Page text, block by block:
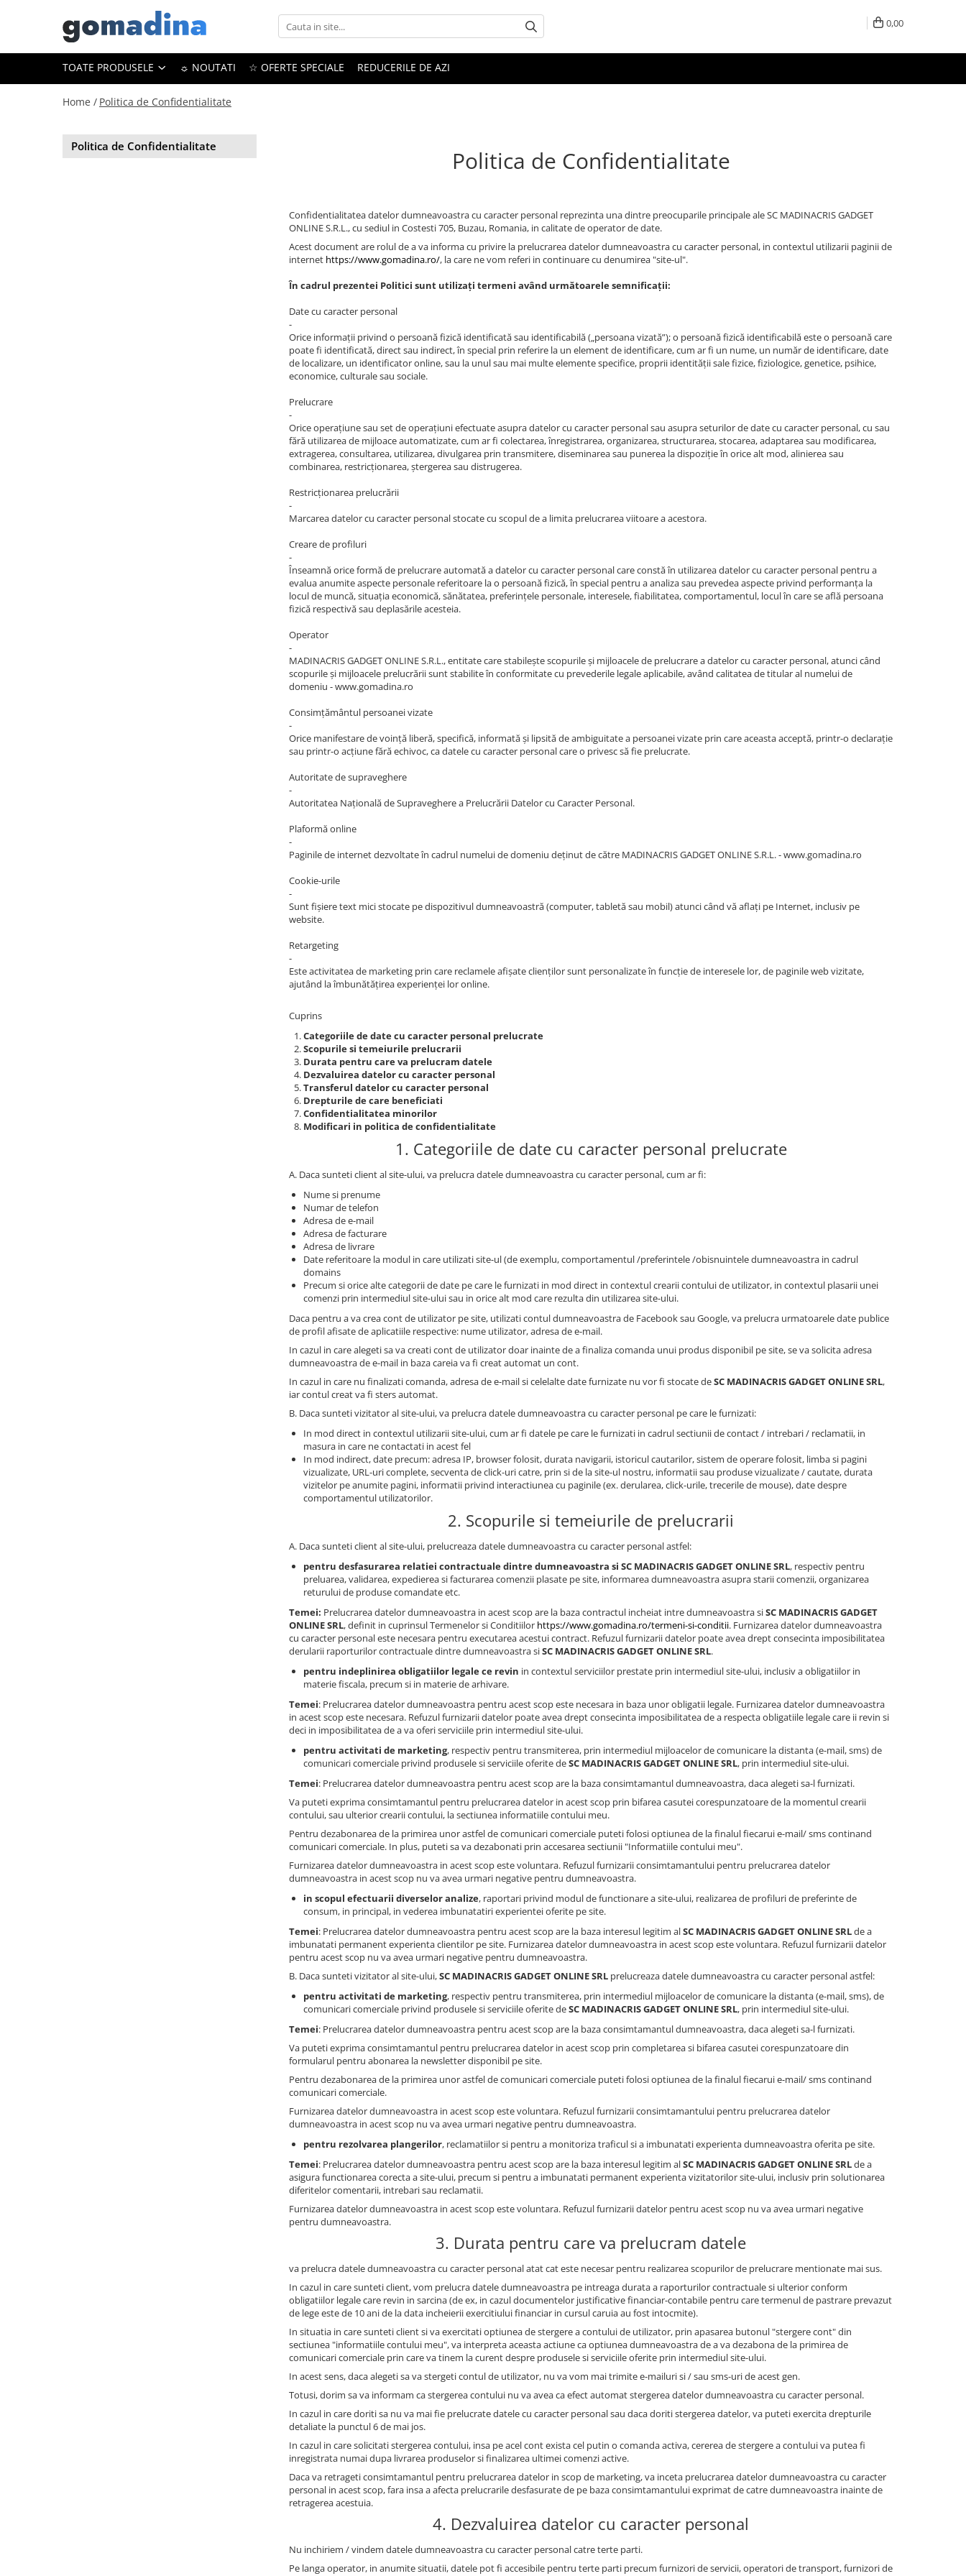
Toate Produsele
Trackere GPS
Portofele smart
Ingrijire personala
0,00
TOATE PRODUSELE ☼ NOUTATI ☆ OFERTE SPECIALE REDUCERILE DE AZI
Home / Politica de Confidentialitate
Politica de Confidentialitate
Confidentialitatea datelor dumneavoastra cu caracter personal reprezinta una dintre preocuparile principale ale SC MADINACRIS GADGET
ONLINE S.R.L., cu sediul in Costesti 705, Buzau, Romania, in calitate de operator de date.
Acest document are rolul de a va informa cu privire la prelucrarea datelor dumneavoastra cu caracter personal, in contextul utilizarii paginii de
internet https://www.gomadina.ro/, la care ne vom referi in continuare cu denumirea "site-ul".
În cadrul prezentei Politici sunt utilizați termeni având următoarele semnificații:
Date cu caracter personal
-
Orice informații privind o persoană fizică identificată sau identificabilă („persoana vizată”); o persoană fizică identificabilă este o persoană care
poate fi identificată, direct sau indirect, în special prin referire la un element de identificare, cum ar fi un nume, un număr de identificare, date
de localizare, un identificator online, sau la unul sau mai multe elemente specifice, proprii identității sale fizice, fiziologice, genetice, psihice,
economice, culturale sau sociale.
Prelucrare
-
Orice operațiune sau set de operațiuni efectuate asupra datelor cu caracter personal sau asupra seturilor de date cu caracter personal, cu sau
fără utilizarea de mijloace automatizate, cum ar fi colectarea, înregistrarea, organizarea, structurarea, stocarea, adaptarea sau modificarea,
extragerea, consultarea, utilizarea, divulgarea prin transmitere, diseminarea sau punerea la dispoziție în orice alt mod, alinierea sau
combinarea, restricționarea, ștergerea sau distrugerea.
Restricționarea prelucrării
-
Marcarea datelor cu caracter personal stocate cu scopul de a limita prelucrarea viitoare a acestora.
Creare de profiluri
-
Înseamnă orice formă de prelucrare automată a datelor cu caracter personal care constă în utilizarea datelor cu caracter personal pentru a
evalua anumite aspecte personale referitoare la o persoană fizică, în special pentru a analiza sau prevedea aspecte privind performanța la
locul de muncă, situația economică, sănătatea, preferințele personale, interesele, fiabilitatea, comportamentul, locul în care se află persoana
fizică respectivă sau deplasările acesteia.
Operator
-
MADINACRIS GADGET ONLINE S.R.L., entitate care stabilește scopurile și mijloacele de prelucrare a datelor cu caracter personal, atunci când
scopurile și mijloacele prelucrării sunt stabilite în conformitate cu prevederile legale aplicabile, având calitatea de titular al numelui de
domeniu - www.gomadina.ro
Consimțământul persoanei vizate
-
Orice manifestare de voință liberă, specifică, informată și lipsită de ambiguitate a persoanei vizate prin care aceasta acceptă, printr-o declarație
sau printr-o acțiune fără echivoc, ca datele cu caracter personal care o privesc să fie prelucrate.
Autoritate de supraveghere
-
Autoritatea Națională de Supraveghere a Prelucrării Datelor cu Caracter Personal.
Plaformă online
-
Paginile de internet dezvoltate în cadrul numelui de domeniu deținut de către MADINACRIS GADGET ONLINE S.R.L. - www.gomadina.ro
Cookie-urile
-
Sunt fișiere text mici stocate pe dispozitivul dumneavoastră (computer, tabletă sau mobil) atunci când vă aflați pe Internet, inclusiv pe
website.
Retargeting
-
Este activitatea de marketing prin care reclamele afișate clienților sunt personalizate în funcție de interesele lor, de paginile web vizitate,
ajutând la îmbunătățirea experienței lor online.
Cuprins
Categoriile de date cu caracter personal prelucrate
Scopurile si temeiurile prelucrarii
Durata pentru care va prelucram datele
Dezvaluirea datelor cu caracter personal
Transferul datelor cu caracter personal
Drepturile de care beneficiati
Confidentialitatea minorilor
Modificari in politica de confidentialitate
1. Categoriile de date cu caracter personal prelucrate
A. Daca sunteti client al site-ului, va prelucra datele dumneavoastra cu caracter personal, cum ar fi:
Nume si prenume
Numar de telefon
Adresa de e-mail
Adresa de facturare
Adresa de livrare
Date referitoare la modul in care utilizati site-ul (de exemplu, comportamentul /preferintele /obisnuintele dumneavoastra in cadrul
domains
Precum si orice alte categorii de date pe care le furnizati in mod direct in contextul crearii contului de utilizator, in contextul plasarii unei
comenzi prin intermediul site-ului sau in orice alt mod care rezulta din utilizarea site-ului.
Daca pentru a va crea cont de utilizator pe site, utilizati contul dumneavoastra de Facebook sau Google, va prelucra urmatoarele date publice
de profil afisate de aplicatiile respective: nume utilizator, adresa de e-mail.
In cazul in care alegeti sa va creati cont de utilizator doar inainte de a finaliza comanda unui produs disponibil pe site, se va solicita adresa
dumneavoastra de e-mail in baza careia va fi creat automat un cont.
In cazul in care nu finalizati comanda, adresa de e-mail si celelalte date furnizate nu vor fi stocate deSC MADINACRIS GADGET ONLINE SRL,
iar contul creat va fi sters automat.
B. Daca sunteti vizitator al site-ului, va prelucra datele dumneavoastra cu caracter personal pe care le furnizati:
In mod direct in contextul utilizarii site-ului, cum ar fi datele pe care le furnizati in cadrul sectiunii de contact / intrebari / reclamatii, in
masura in care ne contactati in acest fel
In mod indirect, date precum: adresa IP, browser folosit, durata navigarii, istoricul cautarilor, sistem de operare folosit, limba si pagini
vizualizate, URL-uri complete, secventa de click-uri catre, prin si de la site-ul nostru, informatii sau produse vizualizate / cautate, durata
vizitelor pe anumite pagini, informatii privind interactiunea cu paginile (ex. derularea, click-urile, trecerile de mouse), date despre
comportamentul utilizatorilor.
2. Scopurile si temeiurile de prelucrarii
A. Daca sunteti client al site-ului, prelucreaza datele dumneavoastra cu caracter personal astfel:
pentru desfasurarea relatiei contractuale dintre dumneavoastra si SC MADINACRIS GADGET ONLINE SRL, respectiv pentru
preluarea, validarea, expedierea si facturarea comenzii plasate pe site, informarea dumneavoastra asupra starii comenzii, organizarea
returului de produse comandate etc.
Temei: Prelucrarea datelor dumneavoastra in acest scop are la baza contractul incheiat intre dumneavoastra siSC MADINACRIS GADGET
ONLINE SRL, definit in cuprinsul Termenelor si Conditiilor https://www.gomadina.ro/termeni-si-conditii. Furnizarea datelor dumneavoastra
cu caracter personal este necesara pentru executarea acestui contract. Refuzul furnizarii datelor poate avea drept consecinta imposibilitatea
derularii raporturilor contractuale dintre dumneavoastra siSC MADINACRIS GADGET ONLINE SRL.
pentru indeplinirea obligatiilor legale ce revin in contextul serviciilor prestate prin intermediul site-ului, inclusiv a obligatiilor in
materie fiscala, precum si in materie de arhivare.
Temei: Prelucrarea datelor dumneavoastra pentru acest scop este necesara in baza unor obligatii legale. Furnizarea datelor dumneavoastra
in acest scop este necesara. Refuzul furnizarii datelor poate avea drept consecinta imposibilitatea de a respecta obligatiile legale care ii revin si
deci in imposibilitatea de a va oferi serviciile prin intermediul site-ului.
pentru activitati de marketing, respectiv pentru transmiterea, prin intermediul mijloacelor de comunicare la distanta (e-mail, sms) de
comunicari comerciale privind produsele si serviciile oferite deSC MADINACRIS GADGET ONLINE SRL, prin intermediul site-ului.
Temei: Prelucrarea datelor dumneavoastra pentru acest scop are la baza consimtamantul dumneavoastra, daca alegeti sa-l furnizati.
Va puteti exprima consimtamantul pentru prelucrarea datelor in acest scop prin bifarea casutei corespunzatoare de la momentul crearii
contului, sau ulterior crearii contului, la sectiunea informatiile contului meu.
Pentru dezabonarea de la primirea unor astfel de comunicari comerciale puteti folosi optiunea de la finalul fiecarui e-mail/ sms continand
comunicari comerciale. In plus, puteti sa va dezabonati prin accesarea sectiunii "Informatiile contului meu".
Furnizarea datelor dumneavoastra in acest scop este voluntara. Refuzul furnizarii consimtamantului pentru prelucrarea datelor
dumneavoastra in acest scop nu va avea urmari negative pentru dumneavoastra.
in scopul efectuarii diverselor analize, raportari privind modul de functionare a site-ului, realizarea de profiluri de preferinte de
consum, in principal, in vederea imbunatatiri experientei oferite pe site.
Temei: Prelucrarea datelor dumneavoastra pentru acest scop are la baza interesul legitim alSC MADINACRIS GADGET ONLINE SRLde a
imbunatati permanent experienta clientilor pe site. Furnizarea datelor dumneavoastra in acest scop este voluntara. Refuzul furnizarii datelor
pentru acest scop nu va avea urmari negative pentru dumneavoastra.
B. Daca sunteti vizitator al site-ului,SC MADINACRIS GADGET ONLINE SRL prelucreaza datele dumneavoastra cu caracter personal astfel:
pentru activitati de marketing, respectiv pentru transmiterea, prin intermediul mijloacelor de comunicare la distanta (e-mail, sms), de
comunicari comerciale privind produsele si serviciile oferite deSC MADINACRIS GADGET ONLINE SRL, prin intermediul site-ului.
Temei: Prelucrarea datelor dumneavoastra pentru acest scop are la baza consimtamantul dumneavoastra, daca alegeti sa-l furnizati.
Va puteti exprima consimtamantul pentru prelucrarea datelor in acest scop prin completarea si bifarea casutei corespunzatoare din
formularul pentru abonarea la newsletter disponibil pe site.
Pentru dezabonarea de la primirea unor astfel de comunicari comerciale puteti folosi optiunea de la finalul fiecarui e-mail/ sms continand
comunicari comerciale.
Furnizarea datelor dumneavoastra in acest scop este voluntara. Refuzul furnizarii consimtamantului pentru prelucrarea datelor
dumneavoastra in acest scop nu va avea urmari negative pentru dumneavoastra.
pentru rezolvarea plangerilor, reclamatiilor si pentru a monitoriza traficul si a imbunatati experienta dumneavoastra oferita pe site.
Temei: Prelucrarea datelor dumneavoastra pentru acest scop are la baza interesul legitim alSC MADINACRIS GADGET ONLINE SRLde a
asigura functionarea corecta a site-ului, precum si pentru a imbunatati permanent experienta vizitatorilor site-ului, inclusiv prin solutionarea
diferitelor comentarii, intrebari sau reclamatii.
Furnizarea datelor dumneavoastra in acest scop este voluntara. Refuzul furnizarii datelor pentru acest scop nu va avea urmari negative
pentru dumneavoastra.
3. Durata pentru care va prelucram datele
va prelucra datele dumneavoastra cu caracter personal atat cat este necesar pentru realizarea scopurilor de prelucrare mentionate mai sus.
In cazul in care sunteti client, vom prelucra datele dumneavoastra pe intreaga durata a raporturilor contractuale si ulterior conform
obligatiilor legale care revin in sarcina (de ex, in cazul documentelor justificative financiar-contabile pentru care termenul de pastrare prevazut
de lege este de 10 ani de la data incheierii exercitiului financiar in cursul caruia au fost intocmite).
In situatia in care sunteti client si va exercitati optiunea de stergere a contului de utilizator, prin apasarea butonul "stergere cont" din
sectiunea "informatiile contului meu", va interpreta aceasta actiune ca optiunea dumneavoastra de a va dezabona de la primirea de
comunicari comerciale prin care va tinem la curent despre produsele si serviciile oferite prin intermediul site-ului.
In acest sens, daca alegeti sa va stergeti contul de utilizator, nu va vom mai trimite e-mailuri si / sau sms-uri de acest gen.
Totusi, dorim sa va informam ca stergerea contului nu va avea ca efect automat stergerea datelor dumneavoastra cu caracter personal.
In cazul in care doriti sa nu va mai fie prelucrate datele cu caracter personal sau daca doriti stergerea datelor, va puteti exercita drepturile
detaliate la punctul 6 de mai jos.
In cazul in care solicitati stergerea contului, insa pe acel cont exista cel putin o comanda activa, cererea de stergere a contului va putea fi
inregistrata numai dupa livrarea produselor si finalizarea ultimei comenzi active.
Daca va retrageti consimtamantul pentru prelucrarea datelor in scop de marketing, va inceta prelucrarea datelor dumneavoastra cu caracter
personal in acest scop, fara insa a afecta prelucrarile desfasurate de pe baza consimtamantului exprimat de catre dumneavoastra inainte de
retragerea acestuia.
4. Dezvaluirea datelor cu caracter personal
Nu inchiriem / vindem datele dumneavoastra cu caracter personal catre terte parti.
Pe langa operator, in anumite situatii, datele pot fi accesibile pentru terte parti precum furnizori de servicii, operatori de transport, furnizori de
Politica de Confidentialitate